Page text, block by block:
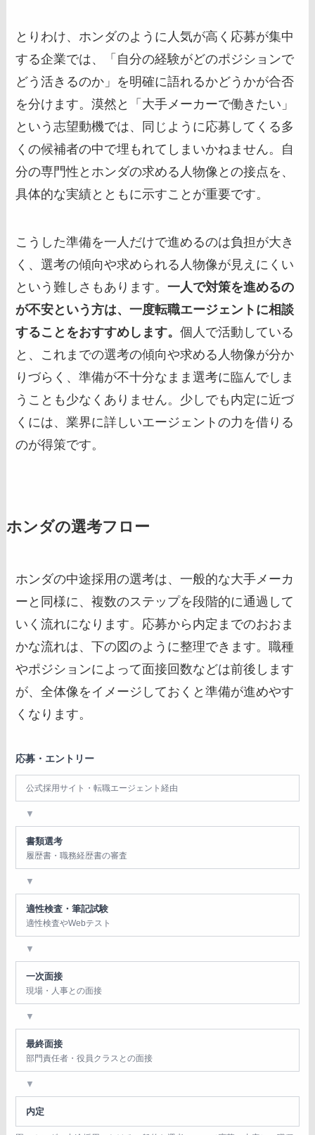
とりわけ、ホンダのように人気が高く応募が集中
する企業では、「自分の経験がどのポジションで
どう活きるのか」を明確に語れるかどうかが合否
を分けます。漠然と「大手メーカーで働きたい」
という志望動機では、同じように応募してくる多
くの候補者の中で埋もれてしまいかねません。自
分の専門性とホンダの求める人物像との接点を、
具体的な実績とともに示すことが重要です。
こうした準備を一人だけで進めるのは負担が大き
く、選考の傾向や求められる人物像が見えにくい
という難しさもあります。一人で対策を進めるの
が不安という方は、一度転職エージェントに相談
することをおすすめします。個人で活動している
と、これまでの選考の傾向や求める人物像が分か
りづらく、準備が不十分なまま選考に臨んでしま
うことも少なくありません。少しでも内定に近づ
くには、業界に詳しいエージェントの力を借りる
のが得策です。
ホンダの選考フロー
ホンダの中途採用の選考は、一般的な大手メーカ
ーと同様に、複数のステップを段階的に通過して
いく流れになります。応募から内定までのおおま
かな流れは、下の図のように整理できます。職種
やポジションによって面接回数などは前後します
が、全体像をイメージしておくと準備が進めやす
くなります。
応募・エントリー
公式採用サイト・転職エージェント経由
▼
書類選考
履歴書・職務経歴書の審査
▼
適性検査・筆記試験
適性検査やWebテスト
▼
一次面接
現場・人事との面接
▼
最終面接
部門責任者・役員クラスとの面接
▼
内定